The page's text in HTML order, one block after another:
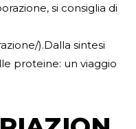
si consiglia di
).Dalla sintesi
proteine: un viaggio